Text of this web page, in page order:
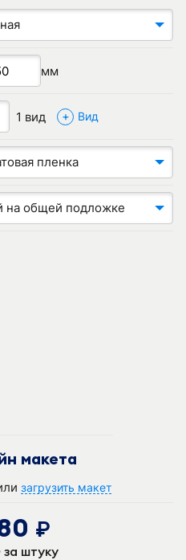
мм
1 вид + Вид
пленка
на общей подложке
макета
загрузить макет
руб.
за штуку